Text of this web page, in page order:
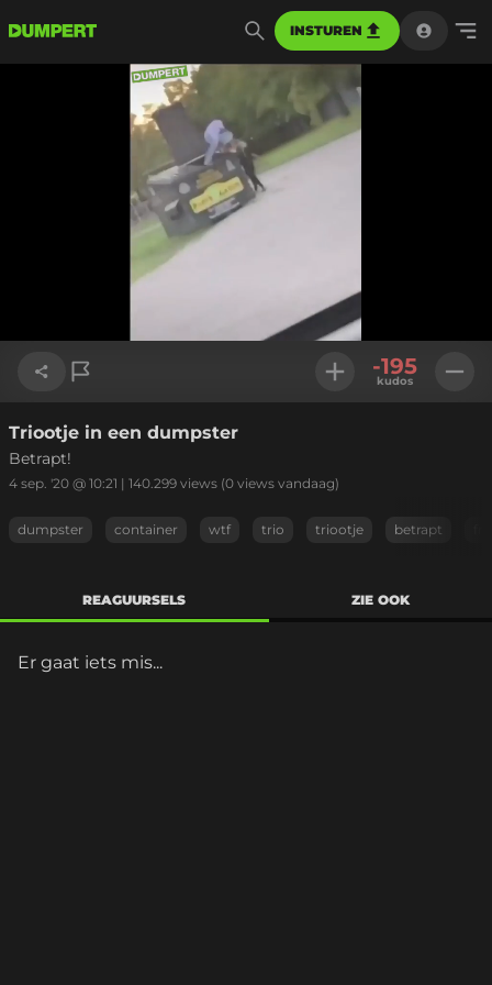
INSTUREN
Link kopiëren
-195
kudos
Triootje in een dumpster
Betrapt!
4 sep. '20 @ 10:21 | 140.299 views (0 views vandaag)
dumpster container wtf trio triootje betrapt
REAGUURSELS ZIE OOK
Er gaat iets mis...